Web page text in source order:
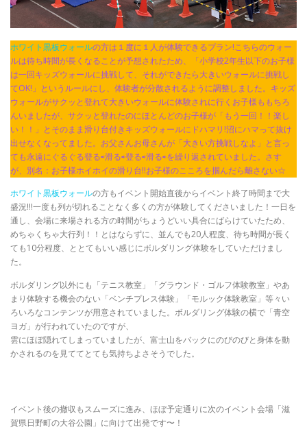
ホワイト黒板ウォールの方は１度に１人が体験できるプラン!こちらのウォー
ルは待ち時間が長くなることが予想されたため、「小学校2年生以下のお子様
は一回キッズウォールに挑戦して、それができたら大きいウォールに挑戦し
てOK!」というルールにし、体験者が分散されるように調整しました。キッズ
ウォールがサクッと登れて大きいウォールに体験されに行くお子様ももちろ
んいましたが、サクッと登れたのにほとんどのお子様が「もう一回！！楽し
い！！」とそのまま滑り台付きキッズウォールにドハマリ!沼にハマって抜け
出せなくなってました。お父さんお母さんが「大きい方挑戦しなよ」と言っ
ても永遠にぐるぐる登る⇨滑る⇨登る⇨滑る⇨を繰り返されていました。さす
が、別名：お子様ホイホイの滑り台!!お子様のこころを掴んだら離さない☆
ホワイト黒板ウォールの方もイベント開始直後からイベント終了時間まで大
盛況!!!一度も列が切れることなく多くの方が体験してくださいました！一日を
通し、会場に来場される方の時間がちょうどいい具合にばらけていたため、
めちゃくちゃ大行列！！とはならずに、並んでも20人程度、待ち時間が長く
ても10分程度、ととてもいい感じにボルダリング体験をしていただけまし
た。
ボルダリング以外にも「テニス教室」「グラウンド・ゴルフ体験教室」やあ
まり体験する機会のない「ベンチプレス体験」「モルック体験教室」等々い
ろいろなコンテンツが用意されていました。ボルダリング体験の横で「青空
ヨガ」が行われていたのですが、
雲にほぼ隠れてしまっていましたが、富士山をバックにのびのびと身体を動
かされるのを見ててとても気持ちよさそうでした。
イベント後の撤収もスムーズに進み、ほぼ予定通りに次のイベント会場「滋
賀県日野町の大谷公園」に向けて出発です〜！